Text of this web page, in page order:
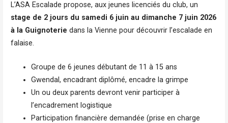
L’ASA Escalade propose, aux jeunes licenciés du club, un
stage de 2 jours du samedi 6 juin au dimanche 7 juin 2026
à la Guignoterie dans la Vienne pour découvrir l’escalade en
falaise.
Groupe de 6 jeunes débutant de 11 à 15 ans
Gwendal, encadrant diplômé, encadre la grimpe
Un ou deux parents devront venir participer à
l’encadrement logistique
Participation financière demandée (prise en charge